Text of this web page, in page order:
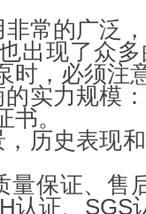
常的广泛
出现了众
时，必须注
实力规模
。
历史表现
量保证、售
认证、SGS